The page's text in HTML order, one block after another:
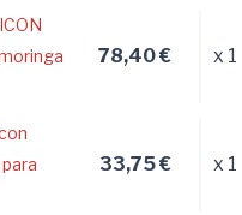
78,40 € x 1
33,75 € x 1